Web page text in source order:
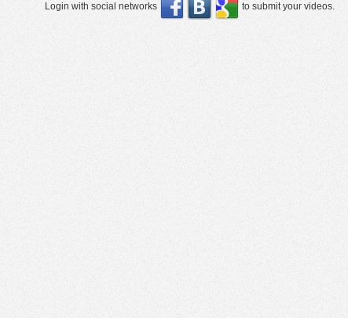
Login with social networks to submit your videos.